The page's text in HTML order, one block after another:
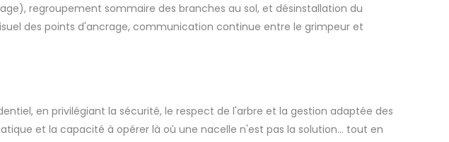
regroupement sommaire des branches au sol, et désinstallation du
des points d'ancrage, communication continue entre le grimpeur et
en privilégiant la sécurité, le respect de l'arbre et la gestion adaptée des
et la capacité à opérer là où une nacelle n'est pas la solution… tout en